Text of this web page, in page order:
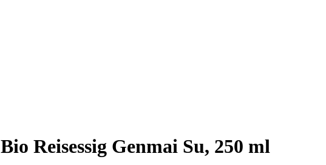
Bio Reisessig Genmai Su, 250 ml